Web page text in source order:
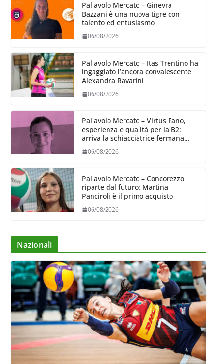
Pallavolo Mercato – Ginevra
Bazzani è una nuova tigre con
talento ed entusiasmo
06/08/2026
Pallavolo Mercato – Itas Trentino ha
ingaggiato l’ancora convalescente
Alexandra Ravarini
06/08/2026
Pallavolo Mercato – Virtus Fano,
esperienza e qualità per la B2:
arriva la schiacciatrice fermana
06/08/2026
Pallavolo Mercato – Concorezzo
riparte dal futuro: Martina
Panciroli è il primo acquisto
06/08/2026
Nazionali